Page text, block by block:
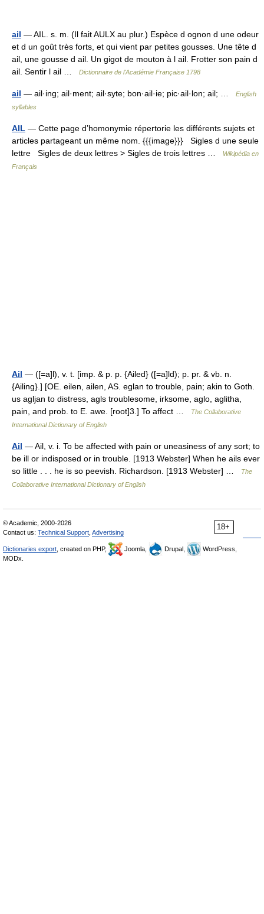
ail — AIL. s. m. (Il fait AULX au plur.) Espèce d ognon d une odeur
et d un goût très forts, et qui vient par petites gousses. Une tête d
ail, une gousse d ail. Un gigot de mouton à l ail. Frotter son pain d
ail. Sentir l ail …
Dictionnaire de l'Académie Française 1798
ail — ail·ing; ail·ment; ail·syte; bon·ail·ie; pic·ail·lon; ail; …
English
syllables
AIL — Cette page d’homonymie répertorie les différents sujets et
articles partageant un même nom. {{{image}}} Sigles d une seule
lettre Sigles de deux lettres > Sigles de trois lettres …
Wikipédia en
Français
Ail — ([=a]l), v. t. [imp. & p. p. {Ailed} ([=a]ld); p. pr. & vb. n.
{Ailing}.] [OE. eilen, ailen, AS. eglan to trouble, pain; akin to Goth.
us agljan to distress, agls troublesome, irksome, aglo, aglitha,
pain, and prob. to E. awe. [root]3.] To affect …
The Collaborative
International Dictionary of English
Ail — Ail, v. i. To be affected with pain or uneasiness of any sort; to
be ill or indisposed or in trouble. [1913 Webster] When he ails ever
so little . . . he is so peevish. Richardson. [1913 Webster] …
The
Collaborative International Dictionary of English
18+
© Academic, 2000-2026
Contact us: Technical Support Advertising
Dictionaries export , created on PHP, Joomla, Drupal,
WordPress,
MODx.